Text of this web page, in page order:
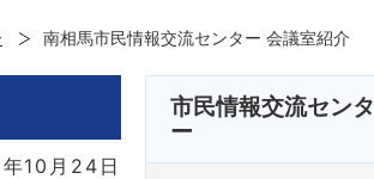
南相馬市民情報交流センター 会議室紹介
10月24日
市民情報交流センタ
ー